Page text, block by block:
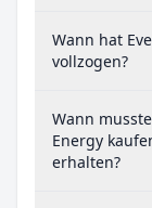
Wann hat
vollzogen?
Wann
Energy
erhalten?